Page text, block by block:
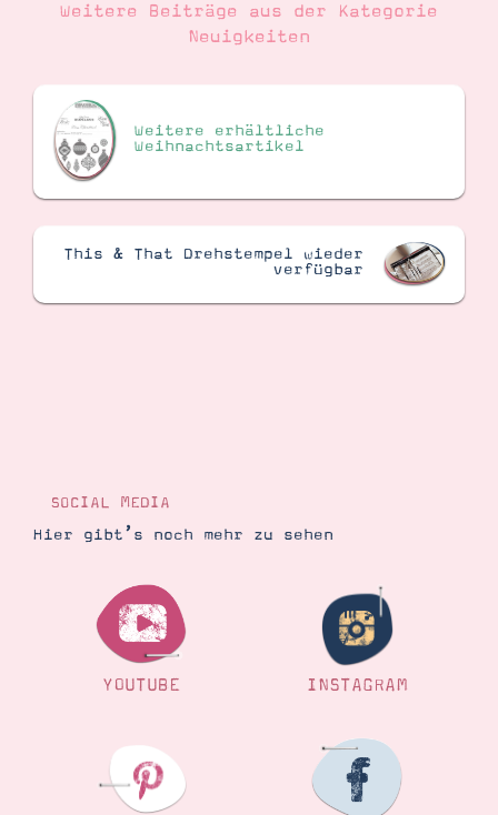
Weitere Beiträge aus der Kategorie
Neuigkeiten
Weitere erhältliche
Weihnachtsartikel
This & That Drehstempel wieder
verfügbar
SOCIAL MEDIA
Hier gibt’s noch mehr zu sehen
YOUTUBE INSTAGRAM